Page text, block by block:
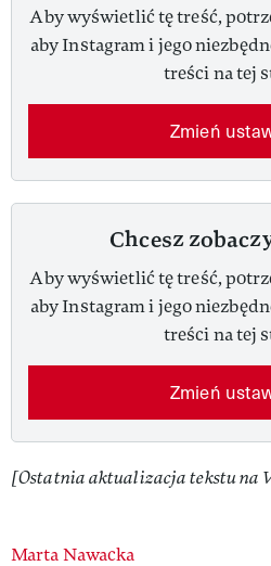
Aby wyświetlić tę treść,
aby Instagram i jego
treści na tej
Zmień
Chcesz
Aby wyświetlić tę treść,
aby Instagram i jego
treści na tej
Zmień
[Ostatnia aktualizacja tekstu na
Authors
Marta Nawacka